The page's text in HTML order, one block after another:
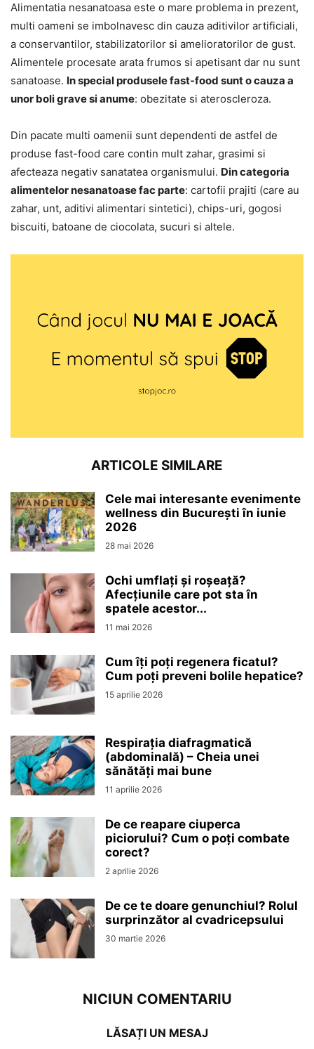
Alimentatia nesanatoasa este o mare problema in prezent,
multi oameni se imbolnavesc din cauza aditivilor artificiali,
a conservantilor, stabilizatorilor si amelioratorilor de gust.
Alimentele procesate arata frumos si apetisant dar nu sunt
sanatoase. In special produsele fast-food sunt o cauza a
unor boli grave si anume: obezitate si ateroscleroza.
Din pacate multi oamenii sunt dependenti de astfel de
produse fast-food care contin mult zahar, grasimi si
afecteaza negativ sanatatea organismului. Din categoria
alimentelor nesanatoase fac parte: cartofii prajiti (care au
zahar, unt, aditivi alimentari sintetici), chips-uri, gogosi
biscuiti, batoane de ciocolata, sucuri si altele.
ARTICOLE SIMILARE
Cele mai interesante evenimente
wellness din București în iunie
2026
28 mai 2026
Ochi umflați și roșeață?
Afecțiunile care pot sta în
spatele acestor...
11 mai 2026
Cum îți poți regenera ficatul?
Cum poți preveni bolile hepatice?
15 aprilie 2026
Respirația diafragmatică
(abdominală) – Cheia unei
sănătăți mai bune
11 aprilie 2026
De ce reapare ciuperca
piciorului? Cum o poți combate
corect?
2 aprilie 2026
De ce te doare genunchiul? Rolul
surprinzător al cvadricepsului
30 martie 2026
NICIUN COMENTARIU
LĂSAȚI UN MESAJ